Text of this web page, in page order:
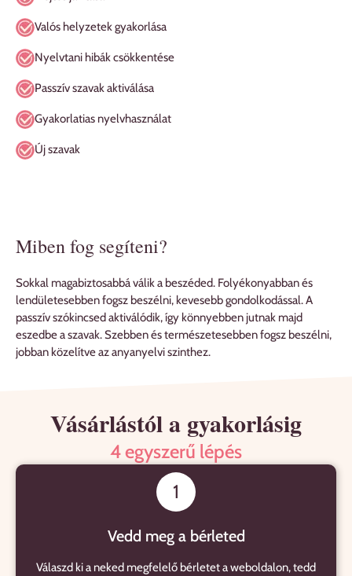
Valós helyzetek gyakorlása
Nyelvtani hibák csökkentése
Passzív szavak aktiválása
Gyakorlatias nyelvhasználat
Új szavak
Miben fog segíteni?
Sokkal magabiztosabbá válik a beszéded. Folyékonyabban és
lendületesebben fogsz beszélni, kevesebb gondolkodással. A
passzív szókincsed aktiválódik, így könnyebben jutnak majd
eszedbe a szavak. Szebben és természetesebben fogsz beszélni,
jobban közelítve az anyanyelvi szinthez.
Vásárlástól a gyakorlásig
4 egyszerű lépés
1
Vedd meg a bérleted
Válaszd ki a neked megfelelő bérletet a weboldalon, tedd